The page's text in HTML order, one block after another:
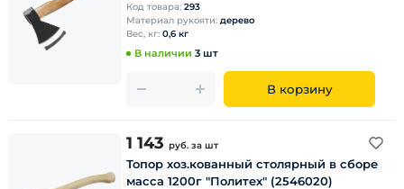
Код товара: 293
Материал рукояти: дерево
Вес, кг: 0,6 кг
В наличии 3 шт
В корзину
1 143 руб. за шт
Топор хоз.кованный столярный в сборе
масса 1200г "Политех" (2546020)